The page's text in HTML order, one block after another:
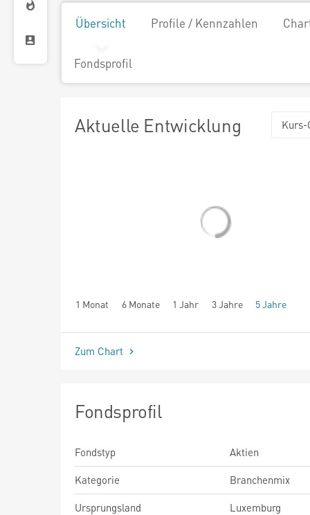
Übersicht Profile / Kennzahlen
Fondsprofil
Aktuelle Entwicklung Kurs-
1 Monat 6 Monate 1 Jahr 3 Jahre 5 Jahre
seit Beginn
Zum Chart
Fondsprofil
Fondstyp
Aktien
Kategorie
Branchenmix
Ursprungsland
Luxemburg